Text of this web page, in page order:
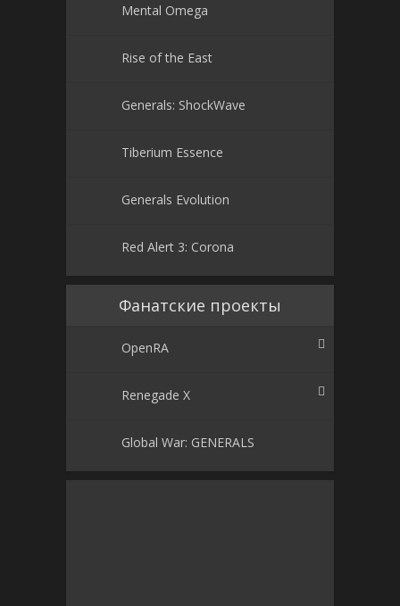
Mental Omega
Rise of the East
Generals: ShockWave
Tiberium Essence
Generals Evolution
Red Alert 3: Corona
Фанатские проекты
OpenRA
Renegade X
Global War: GENERALS